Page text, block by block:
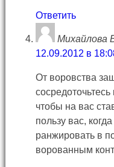
Ответить
Михайлова
12.09.2012 в
От воровства
чтобы на вас
пользу вас,
ранжировать в
ворованным